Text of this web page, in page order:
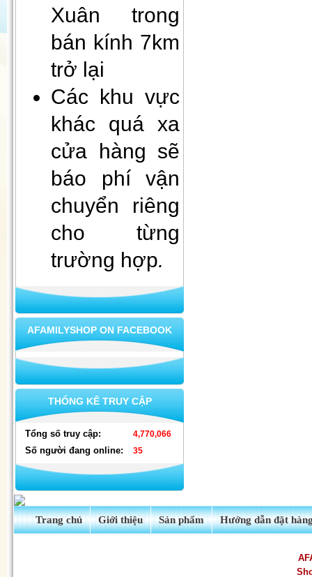
Đèn decor, đèn ngủ để bàn
Xà bông mùi già - tài lộc vào
Bộ ấm chén cao cấp L8-73 (2)
Xuân trong
bán kính 7km
trở lại
Các khu vực
khác quá xa
cửa hàng sẽ
báo phí vận
chuyển riêng
cho từng
trường hợp.
AFAMILYSHOP ON FACEBOOK
THỐNG KÊ TRUY CẬP
Tổng số truy cập: 4,770,066
Số người đang online: 35
Trang chủ Giới thiệu Sản phẩm Hướng dẫn đặt